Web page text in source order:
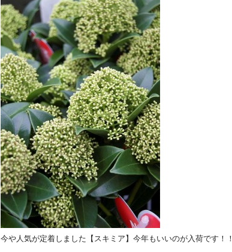
今や人気が定着しました【スキミア】今年もいいのが入荷です！！